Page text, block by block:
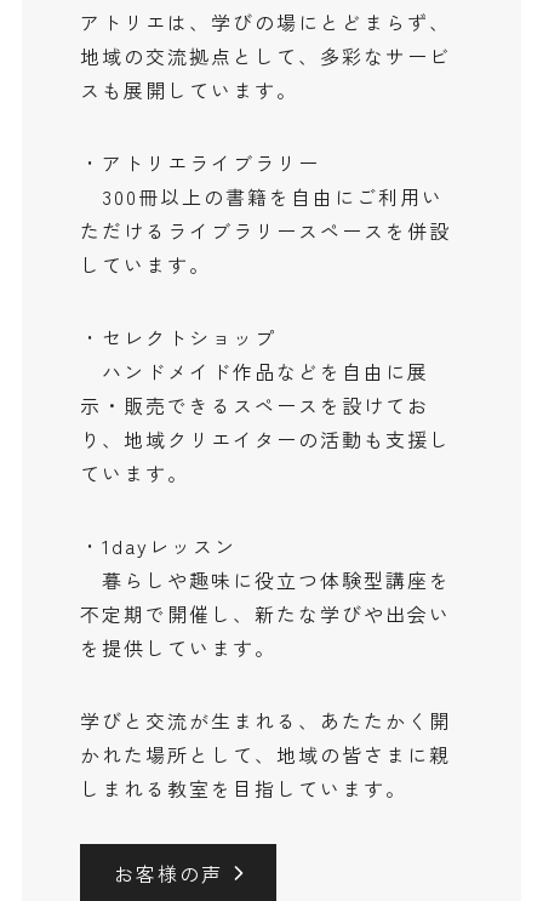
アトリエは、学びの場にとどまらず、
地域の交流拠点として、多彩なサービ
スも展開しています。
• アトリエライブラリー
300冊以上の書籍を自由にご利用い
ただけるライブラリースペースを併設
しています。
• セレクトショップ
ハンドメイド作品などを自由に展
示・販売できるスペースを設けてお
り、地域クリエイターの活動も支援し
ています。
• 1dayレッスン
暮らしや趣味に役立つ体験型講座を
不定期で開催し、新たな学びや出会い
を提供しています。
学びと交流が生まれる、あたたかく開
かれた場所として、地域の皆さまに親
しまれる教室を目指しています。
お客様の声